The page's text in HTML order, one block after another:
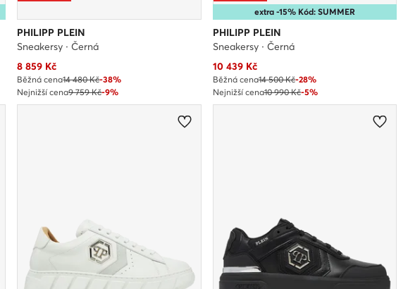
PHILIPP PLEIN
Sneakersy · Černá
Aktuální cena
8 859 Kč
Běžná cena14 480 Kč-38%
Nejnižší cena9 759 Kč-9%
extra -15% Kód: SUMMER
PHILIPP PLEIN
Sneakersy · Černá
Aktuální cena
10 439Kč
Běžná cena14 500 Kč-28%
Nejnižší cena10 990 Kč-5%